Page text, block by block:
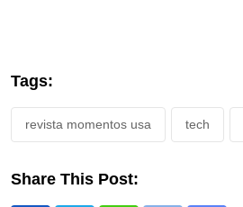
Tags:
revista momentos usa tech
Share This Post: